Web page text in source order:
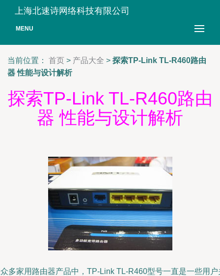
上海北速诗网络科技有限公司
MENU
当前位置： 首页 > 产品大全 > 探索TP-Link TL-R460路由
器 性能与设计解析
探索TP-Link TL-R460路由
器 性能与设计解析
多家用路由器产品中，TP-Link TL-R460型号一直是一些用户